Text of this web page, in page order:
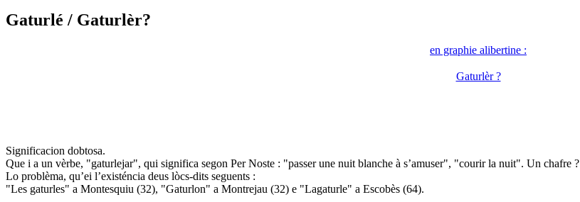
Gaturlé / Gaturlèr?
en graphie alibertine :
Gaturlèr ?
Significacion dobtosa.
Que i a un vèrbe, "gaturlejar", qui significa segon Per Noste : "passer une nuit blanche à s’amuser", "courir la nuit". Un chafre ?
Lo problèma, qu’ei l’existéncia deus lòcs-dits seguents :
"Les gaturles" a Montesquiu (32), "Gaturlon" a Montrejau (32) e "Lagaturle" a Escobès (64).